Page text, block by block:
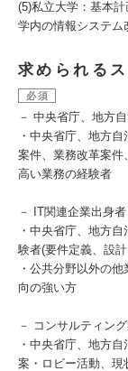
(5)私立大学：基本
学内の情報システム
求められる
必須
－ 中央省庁、地方
・中央省庁、地方
案件、業務改革案件
高い業務の経験者
－ IT関連企業出身者
・中央省庁、地方
験者(要件定義、設
・公共分野以外の
向の強い方
－ コンサルティン
・中央省庁、地方
案・ロビー活動、現